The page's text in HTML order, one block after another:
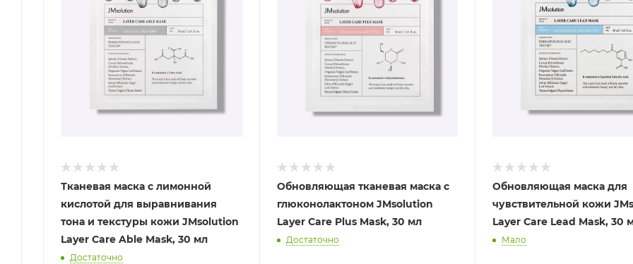
Тканевая маска с лимонной
кислотой для выравнивания
тона и текстуры кожи JMsolution
Layer Care Able Mask, 30 мл
Достаточно
Обновляющая тканевая маска с
глюконолактоном JMsolution
Layer Care Plus Mask, 30 мл
Достаточно
Обновляющая маска для
чувствительной кожи
Layer Care Lead Mask, 30
Мало